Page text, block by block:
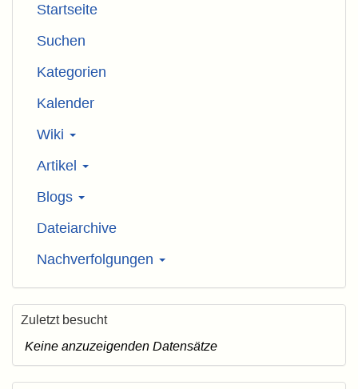
Startseite
Suchen
Kategorien
Kalender
Wiki
Artikel
Blogs
Dateiarchive
Nachverfolgungen
Zuletzt besucht
Keine anzuzeigenden Datensätze